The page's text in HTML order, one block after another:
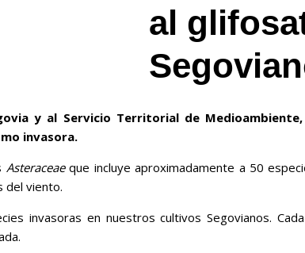
al
y al Servicio Territorial de
invasora.
Asteraceaeque incluye aproximadamente a 50
del viento.
invasoras en nuestros cultivos Segovianos.